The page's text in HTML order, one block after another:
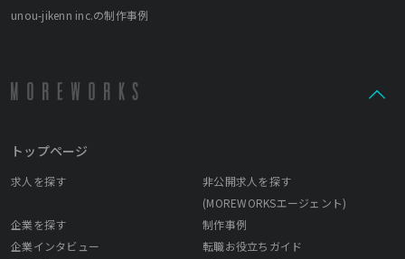
unou-jikenn inc.の制作事例
トップページ
求人を探す
非公開求人を探す
(MOREWORKSエージェント)
企業を探す
制作事例
企業インタビュー
転職お役立ちガイド